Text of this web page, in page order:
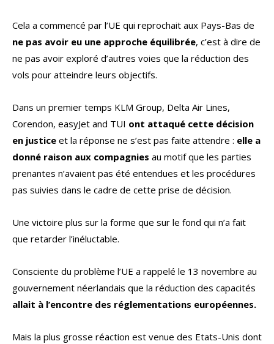
Cela a commencé par l’UE qui reprochait aux Pays-Bas de
ne pas avoir eu une approche équilibrée, c’est à dire de
ne pas avoir exploré d’autres voies que la réduction des
vols pour atteindre leurs objectifs.
Dans un premier temps KLM Group, Delta Air Lines,
Corendon, easyJet and TUI ont attaqué cette décision
en justice et la réponse ne s’est pas faite attendre : elle a
donné raison aux compagnies au motif que les parties
prenantes n’avaient pas été entendues et les procédures
pas suivies dans le cadre de cette prise de décision.
Une victoire plus sur la forme que sur le fond qui n’a fait
que retarder l’inéluctable.
Consciente du problème l’UE a rappelé le 13 novembre au
gouvernement néerlandais que la réduction des capacités
allait à l’encontre des réglementations européennes.
Mais la plus grosse réaction est venue des Etats-Unis dont